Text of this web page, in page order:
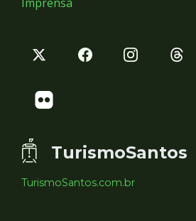
TurismoSantos
TurismoSantos.com.br